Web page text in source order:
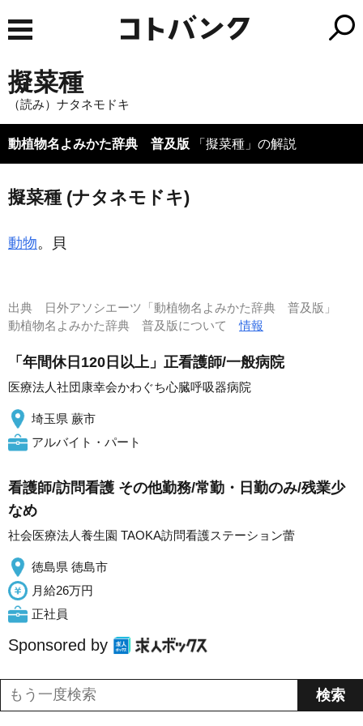
擬菜種
（読み）ナタネモドキ
動植物名よみかた辞典 普及版 「擬菜種」の解説
擬菜種 (ナタネモドキ)
動物。貝
出典
日外アソシエーツ「動植物名よみかた辞典 普及版」
動植物名よみかた辞典 普及版について情報
「年間休日120日以上」正看護師/一般病院
医療法人社団康幸会かわぐち心臓呼吸器病院
埼玉県 蕨市
アルバイト・パート
看護師/訪問看護 その他勤務/常勤・日勤のみ/残業少
なめ
社会医療法人養生園 TAOKA訪問看護ステーション蕾
徳島県 徳島市
月給26万円
正社員
Sponsored by